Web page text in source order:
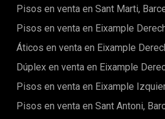
a partir de mármol en bruto en una de
calles más codiciadas de Ciutat Vella,
Gótico con la energía del centro de
significa estar rodeado de historia,
exclusivas, restaurantes reconocidos
Sant Jaume, Las Ramblas, el mar y
de transporte.Esto es mucho más
una inversión en ubicación, estilo de
Pisos en venta en Sant Marti,
Pisos en venta en Eixample
Áticos en venta en Eixample
Dúplex en venta en Eixample
Pisos en venta en Eixample
Pisos en venta en Sant Antoni,